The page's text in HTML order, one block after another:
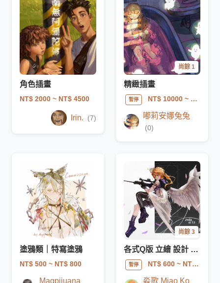
角色插畫
NT$ 2000 ~ NT$ 4500
Irin. (7)
尚餘 1
精緻插畫
暫停 NT$ 10000~ NT$ 25000
嘟莉安娜兔兔
(0)
塗鴉類｜特寫塗鴉
NT$ 500 ~ NT$ 800
Magpijuana
尚餘 3
各式Q版 立繪 設計 插圖委託 (可商議商用)
暫停 NT$ 600~ NT$ 3000
淼歌 Miao Ko